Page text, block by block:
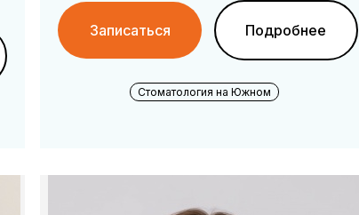
Записаться Подробнее
Стоматология на Южном